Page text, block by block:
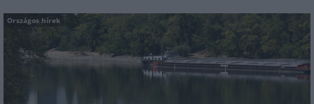
Országos hírek